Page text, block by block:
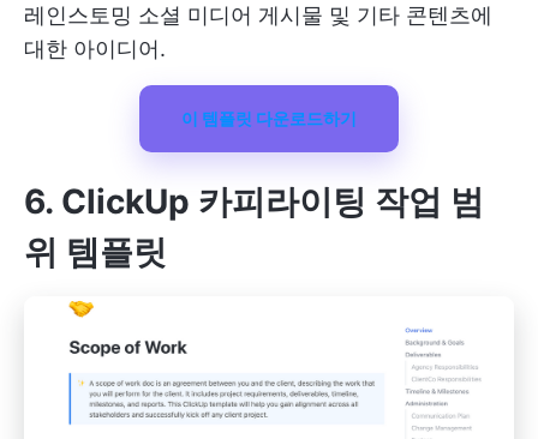
레인스토밍 소셜 미디어 게시물 및 기타 콘텐츠에
대한 아이디어.
이 템플릿 다운로드하기
6. ClickUp 카피라이팅 작업 범
위 템플릿